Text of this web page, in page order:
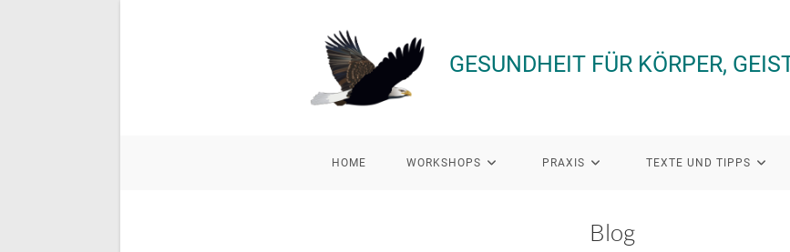
GESUNDHEIT FÜR KÖRPER,
HOME WORKSHOPS PRAXIS TEXTE UND TIPPS
Blog